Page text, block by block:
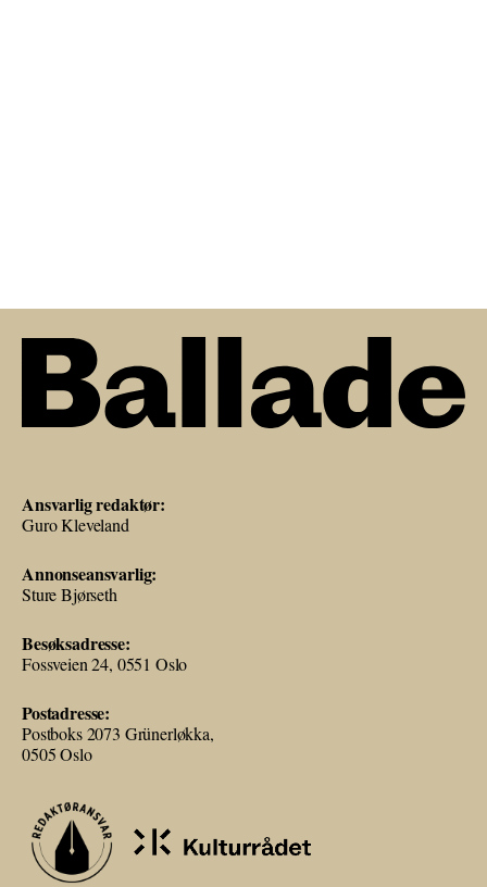
Ansvarlig redaktør:
Guro Kleveland
Annonseansvarlig:
Sture Bjørseth
Besøksadresse:
Fossveien 24, 0551 Oslo
Postadresse:
Postboks 2073 Grünerløkka,
0505 Oslo